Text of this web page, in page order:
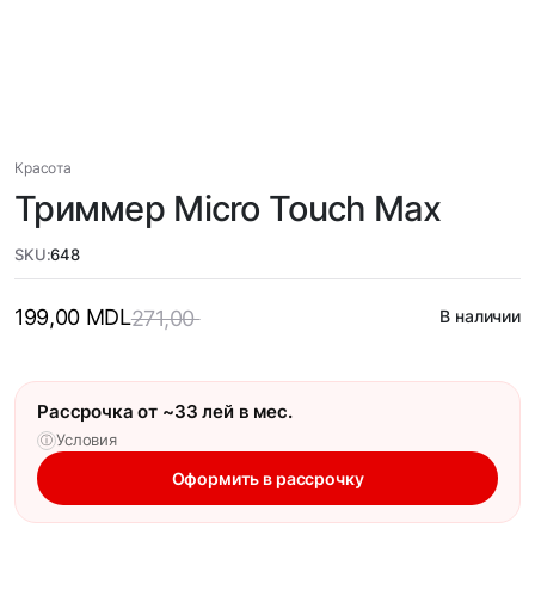
Красота
Триммер Micro Touch Max
SKU:648
271,00
199,00 MDL В наличии
Рассрочка от ~33 лей в мес.
ⓘ Условия
Оформить в рассрочку